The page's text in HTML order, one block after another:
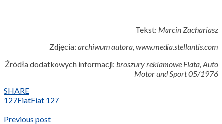
Tekst: Marcin Zachariasz
Zdjęcia: archiwum autora, www.media.stellantis.com
Źródła dodatkowych informacji: broszury reklamowe Fiata, Auto
Motor und Sport 05/1976
SHARE
127FiatFiat 127
Previous post